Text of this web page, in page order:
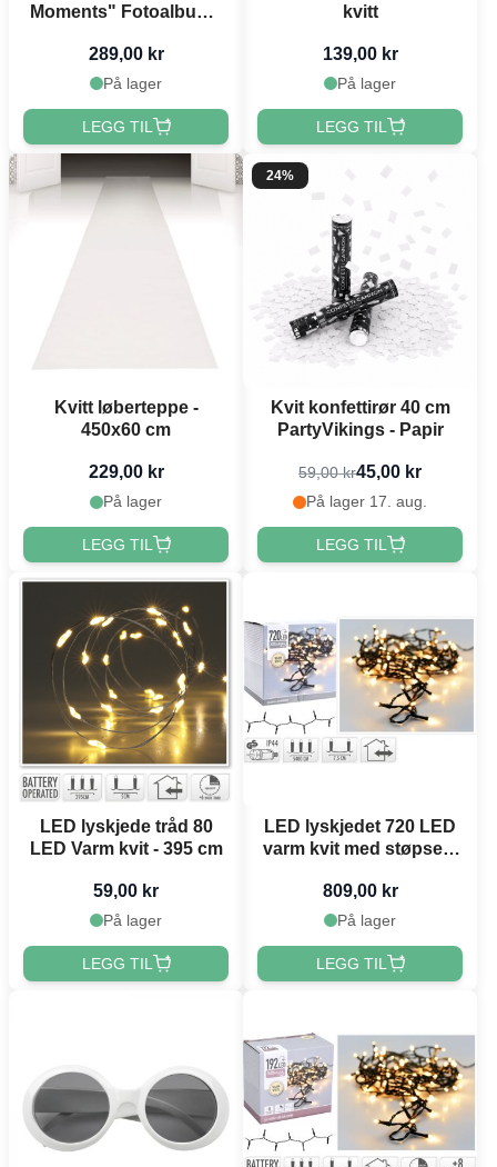
Moments" Fotoalbum -
289,00 kr
På lager
LEGG TIL
kvitt
139,00 kr
På lager
LEGG TIL
Kvitt løberteppe -
450x60 cm
229,00 kr
På lager
LEGG TIL
24%
Kvit konfettirør 40 cm
PartyVikings - Papir
59,00 kr45,00 kr
På lager 17. aug.
LEGG TIL
LED lyskjede tråd 80
LED Varm kvit - 395 cm
59,00 kr
På lager
LEGG TIL
LED lyskjedet 720 LED
varm kvit med støpsel -
809,00 kr
På lager
LEGG TIL